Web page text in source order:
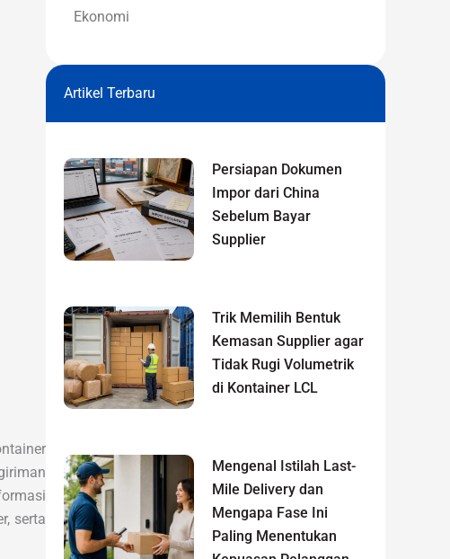
serta
Ekonomi
Artikel Terbaru
Persiapan Dokumen
Impor dari China
Sebelum Bayar
Supplier
Trik Memilih Bentuk
Kemasan Supplier agar
Tidak Rugi Volumetrik
di Kontainer LCL
Mengenal Istilah Last-
Mile Delivery dan
Mengapa Fase Ini
Paling Menentukan